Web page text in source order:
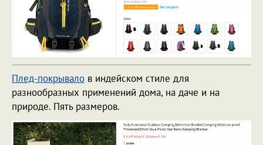
Плед-покрывало в индейском стиле для
разнообразных применений дома, на даче и на
природе. Пять размеров.